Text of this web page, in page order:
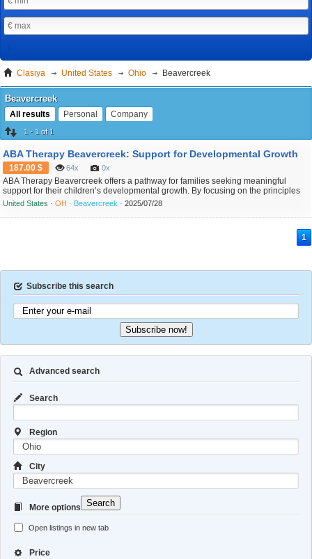
Clasiya United States Ohio Beavercreek
Beavercreek
All results Personal Company
1 - 1 of 1
ABA Therapy Beavercreek: Support for Developmental Growth
187.00 $ 64x 0x
ABA Therapy Beavercreek offers a pathway for families seeking meaningful
support for their children’s developmental growth. By focusing on the principles
of Applied Behavior Analysis, ABA Therapy helps children build essential skills
Beavercreek often look for proven approaches...
United States ·OH · Beavercreek ·2025/07/28
1
Subscribe this search
Subscribe now!
Advanced search
Search
Region
City
More options
Open listings in new tab
Price
Search